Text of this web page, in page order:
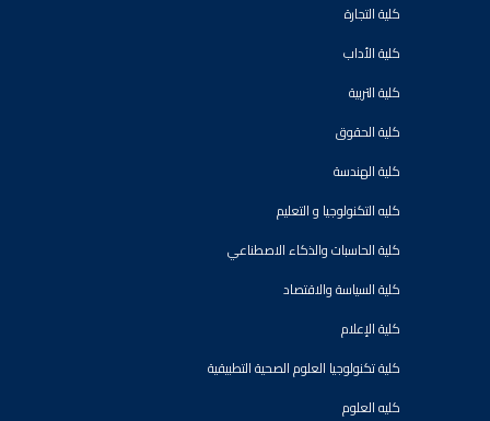
كلية التجارة
كلية الأداب
كلية التربية
كلية الحقوق
كلية الهندسة
كليه التكنولوجيا و التعليم
كلية الحاسبات والذكاء الاصطناعي
كلية السياسة والاقتصاد
كلية الإعلام
كلية تكنولوجيا العلوم الصحية التطبيقية
كليه العلوم